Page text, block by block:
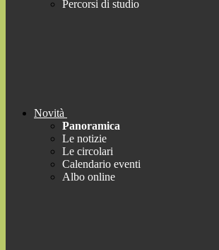
Percorsi di studio
Novità
Panoramica
Le notizie
Le circolari
Calendario eventi
Albo online